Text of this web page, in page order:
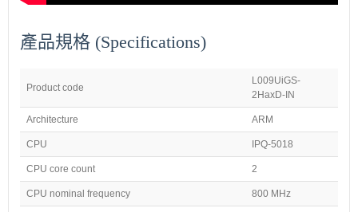
產品規格 (Specifications)
Product code
L009UiGS-
2HaxD-IN
Architecture ARM
CPU IPQ-5018
CPU core count 2
CPU nominal frequency 800 MHz